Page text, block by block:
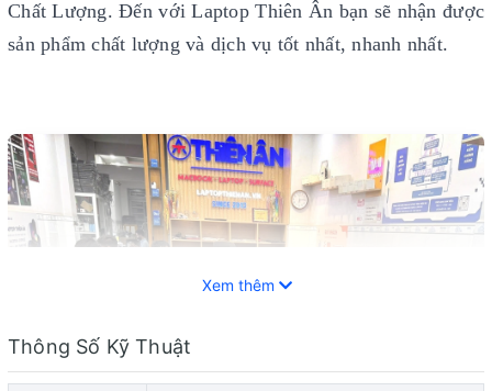
Chất Lượng. Đến với Laptop Thiên Ân bạn sẽ nhận được
sản phẩm chất lượng và dịch vụ tốt nhất, nhanh nhất.
Xem thêm
Thông Số Kỹ Thuật